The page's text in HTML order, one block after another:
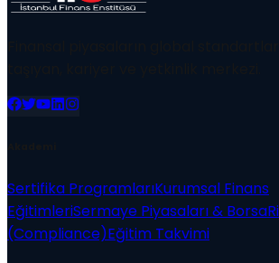
Sertifika ProgramlarıKurumsal Finans
EğitimleriSermaye Piyasaları & Borsa
(Compliance)Eğitim Takvimi